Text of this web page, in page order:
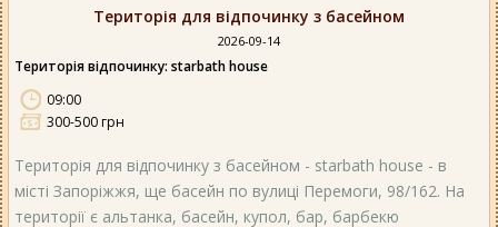
Територія для відпочинку з басейном
2026-09-14
Територія відпочинку: starbath house
09:00
300-500 грн
Територія для відпочинку з басейном - starbath house - в
місті Запоріжжя, ще басейн по вулиці Перемоги, 98/162. На
території є альтанка, басейн, купол, бар, барбекю